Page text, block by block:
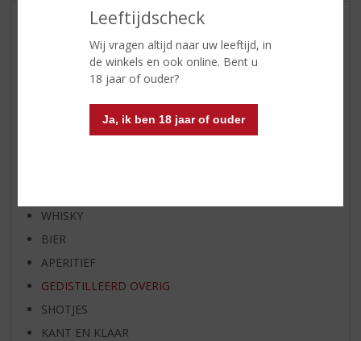
Leeftijdscheck
Wij vragen altijd naar uw leeftijd, in
de winkels en ook online. Bent u
18 jaar of ouder?
Ja, ik ben 18 jaar of ouder
AANBIEDINGEN
WIJN VAN DE MAAND
WHISKY VAN DE MAAND
BIER VAN DE MAAND
WHISKY
BIER
APERITIEF
GEDISTILLEERD OVERIG
SHOTJES
KANT EN KLAAR